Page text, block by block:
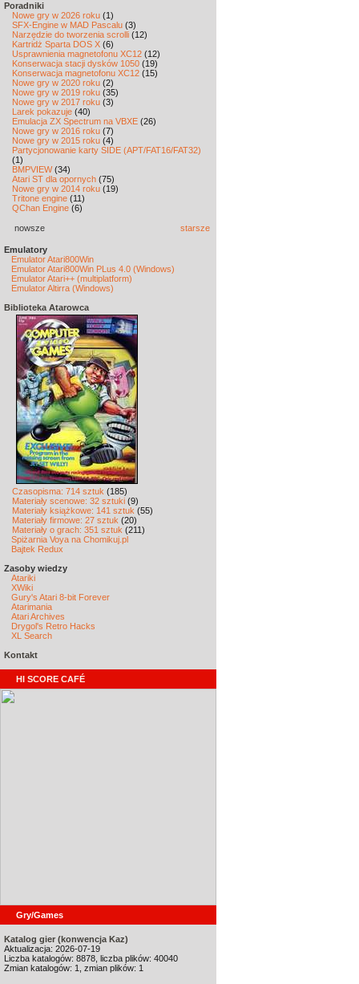
Poradniki
Nowe gry w 2026 roku (1)
SFX-Engine w MAD Pascalu (3)
Narzędzie do tworzenia scrolli (12)
Kartridż Sparta DOS X (6)
Usprawnienia magnetofonu XC12 (12)
Konserwacja stacji dysków 1050 (19)
Konserwacja magnetofonu XC12 (15)
Nowe gry w 2020 roku (2)
Nowe gry w 2019 roku (35)
Nowe gry w 2017 roku (3)
Larek pokazuje (40)
Emulacja ZX Spectrum na VBXE (26)
Nowe gry w 2016 roku (7)
Nowe gry w 2015 roku (4)
Partycjonowanie karty SIDE (APT/FAT16/FAT32)
(1)
BMPVIEW(34)
Atari ST dla opornych (75)
Nowe gry w 2014 roku (19)
Tritone engine (11)
QChan Engine (6)
nowsze starsze
Emulatory
Emulator Atari800Win
Emulator Atari800Win PLus 4.0 (Windows)
Emulator Atari++ (multiplatform)
Emulator Altirra (Windows)
Biblioteka Atarowca
Czasopisma: 714 sztuk (185)
Materiały scenowe: 32 sztuki (9)
Materiały książkowe: 141 sztuk (55)
Materiały firmowe: 27 sztuk (20)
Materiały o grach: 351 sztuk (211)
Spiżarnia Voya na Chomikuj.pl
Bajtek Redux
Zasoby wiedzy
Atariki
XWiki
Gury's Atari 8-bit Forever
Atarimania
Atari Archives
Drygol's Retro Hacks
XL Search
Kontakt
HI SCORE CAFÉ
Gry/Games
Katalog gier (konwencja Kaz)
Aktualizacja: 2026-07-19
Liczba katalogów: 8878, liczba plików: 40040
Zmian katalogów: 1, zmian plików: 1